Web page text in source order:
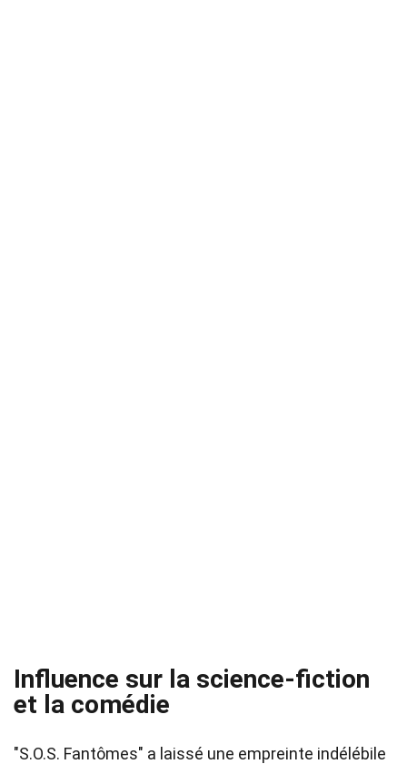
Influence sur la science-fiction
et la comédie
"S.O.S. Fantômes" a laissé une empreinte indélébile